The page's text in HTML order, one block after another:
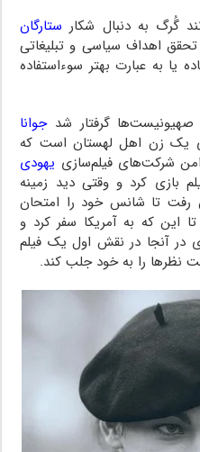
گُرگ به دنبال شکار ستارگان
اهداف سیاسی و تبلیغاتی
یا به عبارت بهتر سوءاستفاده
صهیونیست‌ها گرفتار شدجوانا
زن اهل لهستان است که
شرکت‌های فیلم‌سازی یهودی
بازی کرد و وقتی دید زمینه
رفت تا شانس خود را امتحان
این که به آمریکا سفر کرد و
در آنجا در نقش اول یک فیلم
نظرها را به خود جلب کند.